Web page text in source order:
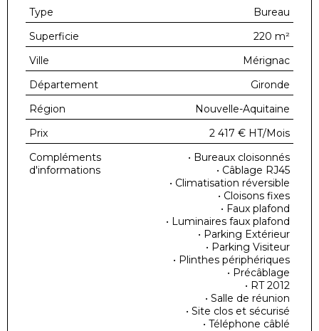
Type
Bureau
Superficie
220 m²
Ville
Mérignac
Département
Gironde
Région
Nouvelle-Aquitaine
Prix
2 417 € HT/Mois
Compléments
d'informations
• Bureaux cloisonnés
• Câblage RJ45
• Climatisation réversible
• Cloisons fixes
• Faux plafond
• Luminaires faux plafond
• Parking Extérieur
• Parking Visiteur
• Plinthes périphériques
• Précâblage
• RT 2012
• Salle de réunion
• Site clos et sécurisé
• Téléphone câblé